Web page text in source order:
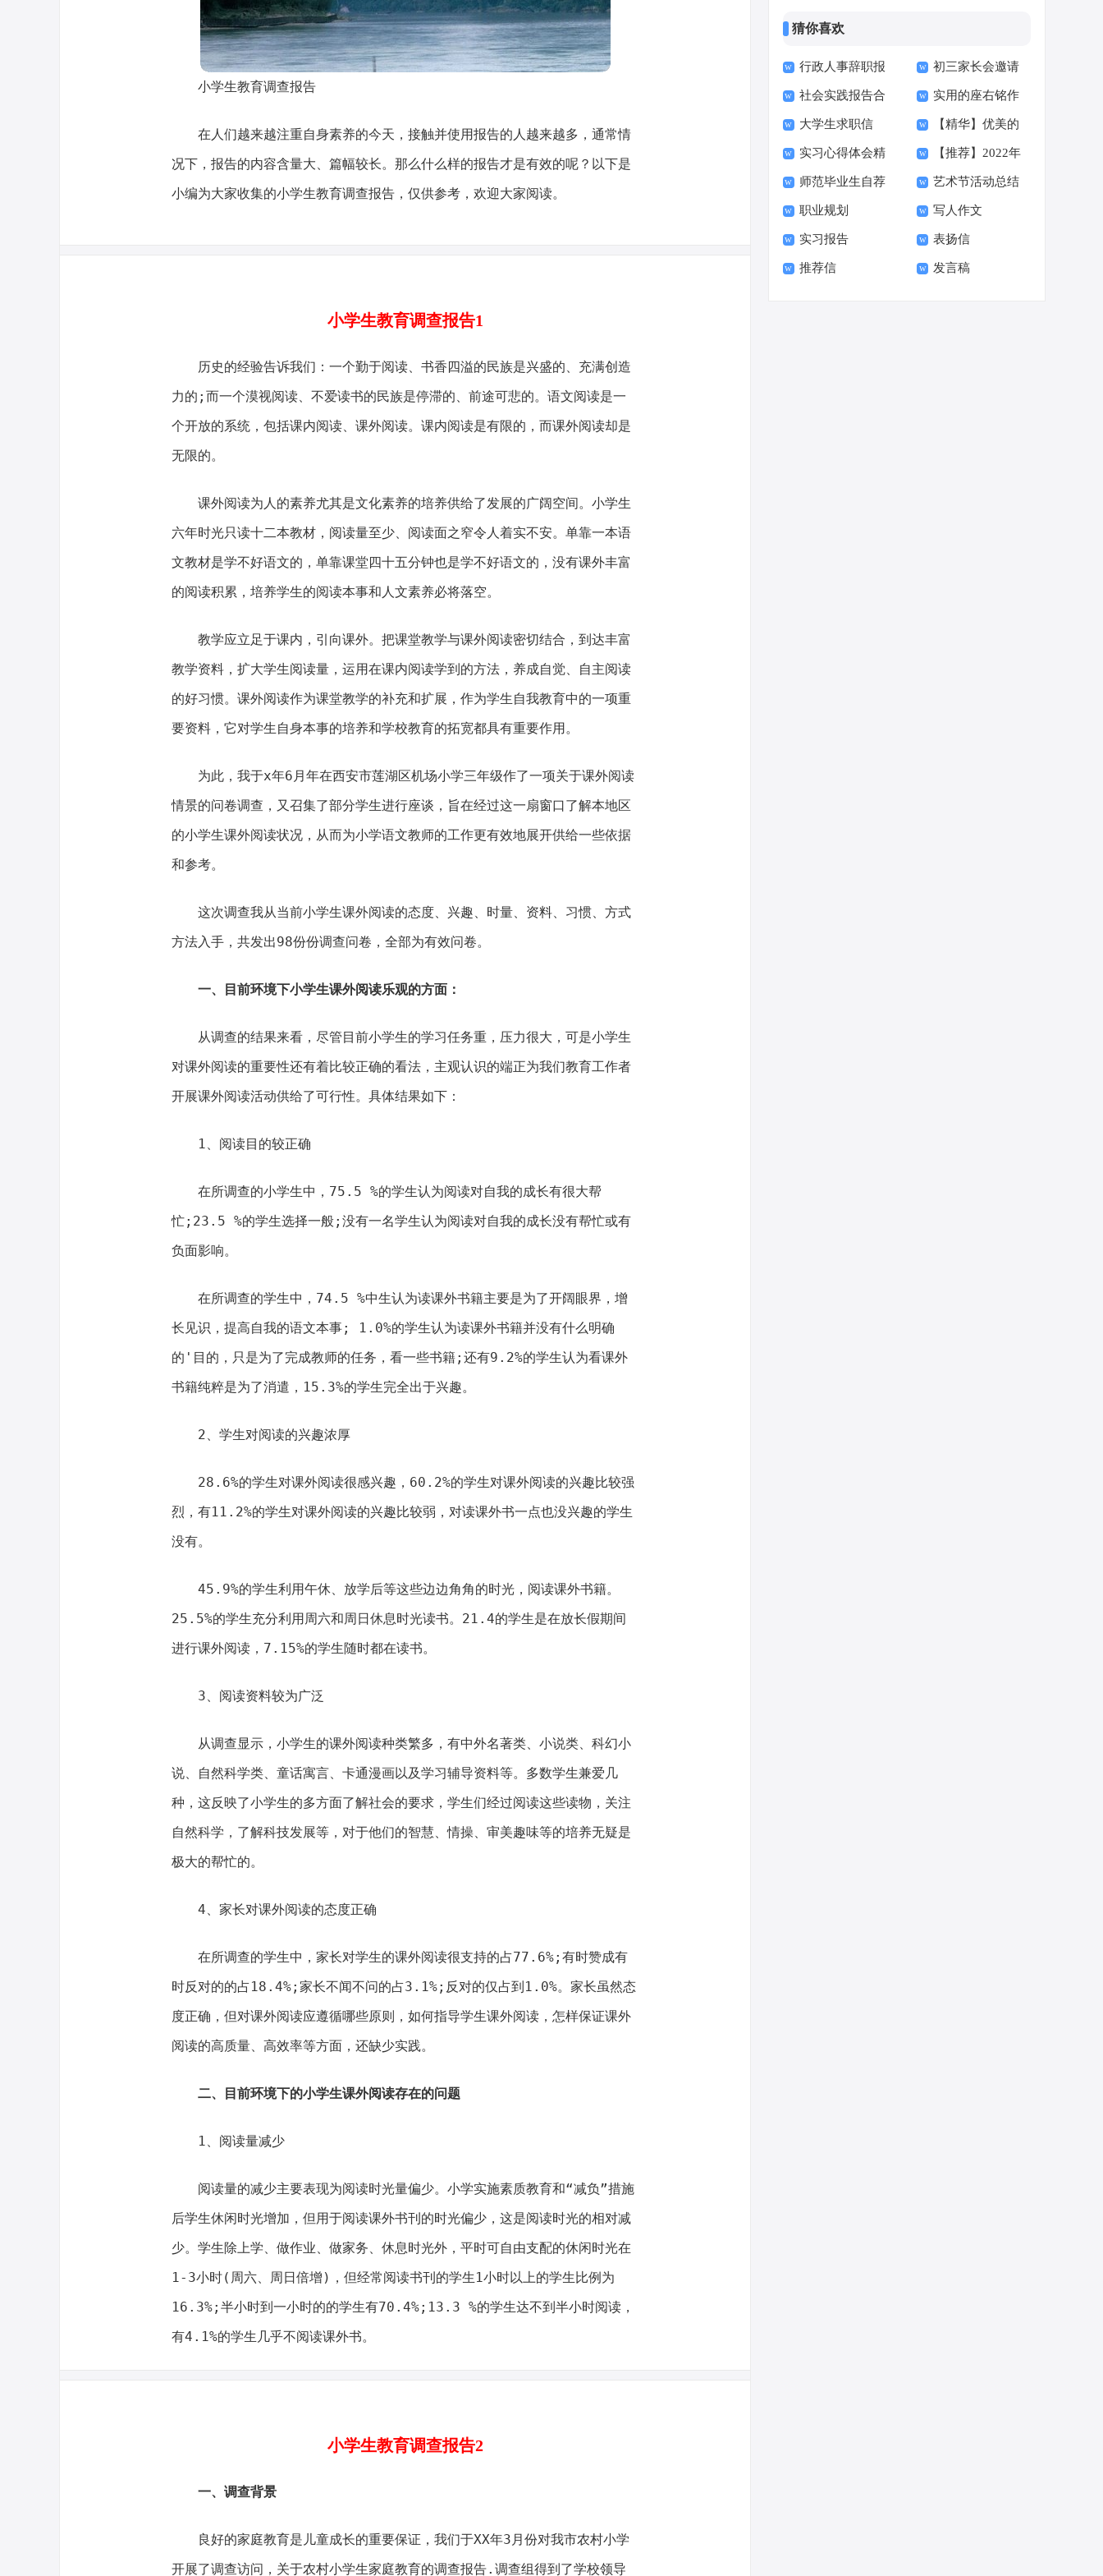
小学生教育调查报告
在人们越来越注重自身素养的今天，接触并使用报告的人越来越多，通常情
况下，报告的内容含量大、篇幅较长。那么什么样的报告才是有效的呢？以下是
小编为大家收集的小学生教育调查报告，仅供参考，欢迎大家阅读。
小学生教育调查报告1
历史的经验告诉我们：一个勤于阅读、书香四溢的民族是兴盛的、充满创造
力的;而一个漠视阅读、不爱读书的民族是停滞的、前途可悲的。语文阅读是一
个开放的系统，包括课内阅读、课外阅读。课内阅读是有限的，而课外阅读却是
无限的。
课外阅读为人的素养尤其是文化素养的培养供给了发展的广阔空间。小学生
六年时光只读十二本教材，阅读量至少、阅读面之窄令人着实不安。单靠一本语
文教材是学不好语文的，单靠课堂四十五分钟也是学不好语文的，没有课外丰富
的阅读积累，培养学生的阅读本事和人文素养必将落空。
教学应立足于课内，引向课外。把课堂教学与课外阅读密切结合，到达丰富
教学资料，扩大学生阅读量，运用在课内阅读学到的方法，养成自觉、自主阅读
的好习惯。课外阅读作为课堂教学的补充和扩展，作为学生自我教育中的一项重
要资料，它对学生自身本事的培养和学校教育的拓宽都具有重要作用。
为此，我于x年6月年在西安市莲湖区机场小学三年级作了一项关于课外阅读
情景的问卷调查，又召集了部分学生进行座谈，旨在经过这一扇窗口了解本地区
的小学生课外阅读状况，从而为小学语文教师的工作更有效地展开供给一些依据
和参考。
这次调查我从当前小学生课外阅读的态度、兴趣、时量、资料、习惯、方式
方法入手，共发出98份份调查问卷，全部为有效问卷。
一、目前环境下小学生课外阅读乐观的方面：
从调查的结果来看，尽管目前小学生的学习任务重，压力很大，可是小学生
对课外阅读的重要性还有着比较正确的看法，主观认识的端正为我们教育工作者
开展课外阅读活动供给了可行性。具体结果如下：
1、阅读目的较正确
在所调查的小学生中，75.5 %的学生认为阅读对自我的成长有很大帮
忙;23.5 %的学生选择一般;没有一名学生认为阅读对自我的成长没有帮忙或有
负面影响。
在所调查的学生中，74.5 %中生认为读课外书籍主要是为了开阔眼界，增
长见识，提高自我的语文本事; 1.0%的学生认为读课外书籍并没有什么明确
的'目的，只是为了完成教师的任务，看一些书籍;还有9.2%的学生认为看课外
书籍纯粹是为了消遣，15.3%的学生完全出于兴趣。
2、学生对阅读的兴趣浓厚
28.6%的学生对课外阅读很感兴趣，60.2%的学生对课外阅读的兴趣比较强
烈，有11.2%的学生对课外阅读的兴趣比较弱，对读课外书一点也没兴趣的学生
没有。
45.9%的学生利用午休、放学后等这些边边角角的时光，阅读课外书籍。
25.5%的学生充分利用周六和周日休息时光读书。21.4的学生是在放长假期间
进行课外阅读，7.15%的学生随时都在读书。
3、阅读资料较为广泛
从调查显示，小学生的课外阅读种类繁多，有中外名著类、小说类、科幻小
说、自然科学类、童话寓言、卡通漫画以及学习辅导资料等。多数学生兼爱几
种，这反映了小学生的多方面了解社会的要求，学生们经过阅读这些读物，关注
自然科学，了解科技发展等，对于他们的智慧、情操、审美趣味等的培养无疑是
极大的帮忙的。
4、家长对课外阅读的态度正确
在所调查的学生中，家长对学生的课外阅读很支持的占77.6%;有时赞成有
时反对的的占18.4%;家长不闻不问的占3.1%;反对的仅占到1.0%。家长虽然态
度正确，但对课外阅读应遵循哪些原则，如何指导学生课外阅读，怎样保证课外
阅读的高质量、高效率等方面，还缺少实践。
二、目前环境下的小学生课外阅读存在的问题
1、阅读量减少
阅读量的减少主要表现为阅读时光量偏少。小学实施素质教育和“减负”措施
后学生休闲时光增加，但用于阅读课外书刊的时光偏少，这是阅读时光的相对减
少。学生除上学、做作业、做家务、休息时光外，平时可自由支配的休闲时光在
1-3小时(周六、周日倍增)，但经常阅读书刊的学生1小时以上的学生比例为
16.3%;半小时到一小时的的学生有70.4%;13.3 %的学生达不到半小时阅读，
有4.1%的学生几乎不阅读课外书。
小学生教育调查报告2
一、调查背景
良好的家庭教育是儿童成长的重要保证，我们于XX年3月份对我市农村小学
开展了调查访问，关于农村小学生家庭教育的调查报告.调查组得到了学校领导
猜你喜欢
行政人事辞职报
告
初三家长会邀请
函15篇
社会实践报告合
集15篇
实用的座右铭作
文400字集合十篇
大学生求职信
【荐】
【精华】优美的
早安朋友圈问候语34
句
实习心得体会精
选15篇
【推荐】2022年
伤心的签名汇总55句
师范毕业生自荐
信范文六篇
艺术节活动总结
职业规划 写人作文
实习报告 表扬信
推荐信 发言稿